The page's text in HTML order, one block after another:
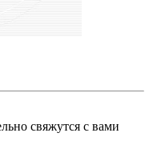
свяжутся с вами